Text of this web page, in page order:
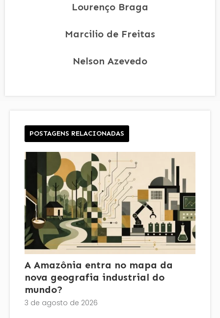
Lourenço Braga
Marcilio de Freitas
Nelson Azevedo
POSTAGENS RELACIONADAS
A Amazônia entra no mapa da
nova geografia industrial do
mundo?
3 de agosto de 2026